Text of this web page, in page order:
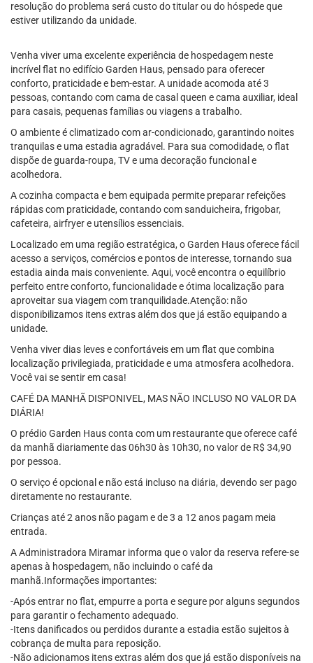
resolução do problema será custo do titular ou do hóspede que
estiver utilizando da unidade.
Venha viver uma excelente experiência de hospedagem neste
incrível flat no edifício Garden Haus, pensado para oferecer
conforto, praticidade e bem-estar. A unidade acomoda até 3
pessoas, contando com cama de casal queen e cama auxiliar, ideal
para casais, pequenas famílias ou viagens a trabalho.
O ambiente é climatizado com ar-condicionado, garantindo noites
tranquilas e uma estadia agradável. Para sua comodidade, o flat
dispõe de guarda-roupa, TV e uma decoração funcional e
acolhedora.
A cozinha compacta e bem equipada permite preparar refeições
rápidas com praticidade, contando com sanduicheira, frigobar,
cafeteira, airfryer e utensílios essenciais.
Localizado em uma região estratégica, o Garden Haus oferece fácil
acesso a serviços, comércios e pontos de interesse, tornando sua
estadia ainda mais conveniente. Aqui, você encontra o equilíbrio
perfeito entre conforto, funcionalidade e ótima localização para
aproveitar sua viagem com tranquilidade.Atenção: não
disponibilizamos itens extras além dos que já estão equipando a
unidade.
Venha viver dias leves e confortáveis em um flat que combina
localização privilegiada, praticidade e uma atmosfera acolhedora.
Você vai se sentir em casa!
CAFÉ DA MANHÃ DISPONIVEL, MAS NÃO INCLUSO NO VALOR DA
DIÁRIA!
O prédio Garden Haus conta com um restaurante que oferece café
da manhã diariamente das 06h30 às 10h30, no valor de R$ 34,90
por pessoa.
O serviço é opcional e não está incluso na diária, devendo ser pago
diretamente no restaurante.
Crianças até 2 anos não pagam e de 3 a 12 anos pagam meia
entrada.
A Administradora Miramar informa que o valor da reserva refere-se
apenas à hospedagem, não incluindo o café da
manhã.Informações importantes:
-Após entrar no flat, empurre a porta e segure por alguns segundos
para garantir o fechamento adequado.
-Itens danificados ou perdidos durante a estadia estão sujeitos à
cobrança de multa para reposição.
-Não adicionamos itens extras além dos que já estão disponíveis na